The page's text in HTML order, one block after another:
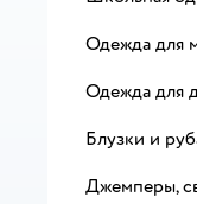
Одежда для
Одежда для
Блузки и
Джемперы,